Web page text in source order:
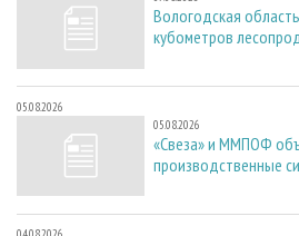
Вологодская
кубометров
05.08.2026
05.08.2026
«Свеза» и ММПОФ
производственные